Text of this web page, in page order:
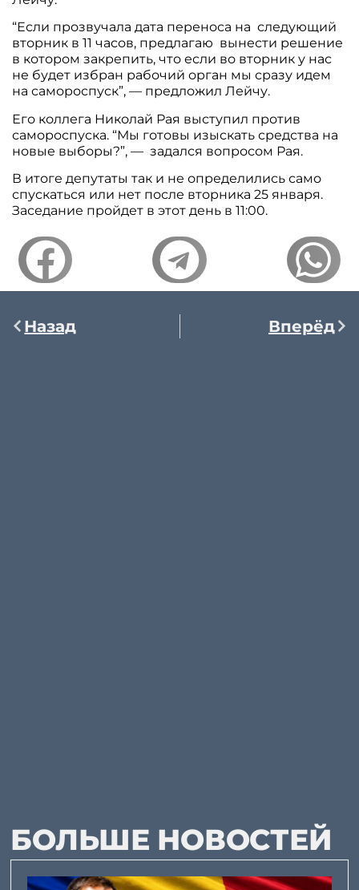
“Если прозвучала дата переноса на следующий
вторник в 11 часов, предлагаю вынести решение
в котором закрепить, что если во вторник у нас
не будет избран рабочий орган мы сразу идем
на самороспуск”, — предложил Лейчу.
Его коллега Николай Рая выступил против
самороспуска. “Мы готовы изыскать средства на
новые выборы?”, — задался вопросом Рая.
В итоге депутаты так и не определились само
спускаться или нет после вторника 25 января.
Заседание пройдет в этот день в 11:00.
Назад Вперёд
БОЛЬШЕ НОВОСТЕЙ